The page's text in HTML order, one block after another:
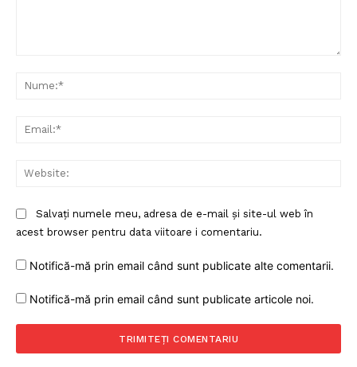
Salvați numele meu, adresa de e-mail și site-ul web în
acest browser pentru data viitoare i comentariu.
Notifică-mă prin email când sunt publicate alte comentarii.
Notifică-mă prin email când sunt publicate articole noi.